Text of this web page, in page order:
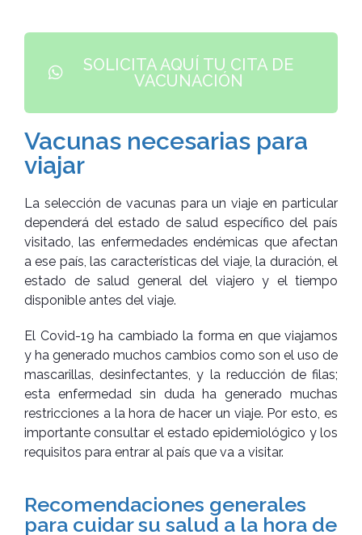
SOLICITA AQUÍ TU CITA DE
VACUNACIÓN
Vacunas necesarias para
viajar
La selección de vacunas para un viaje en particular
dependerá del estado de salud específico del país
visitado, las enfermedades endémicas que afectan
a ese país, las características del viaje, la duración, el
estado de salud general del viajero y el tiempo
disponible antes del viaje.
El Covid-19 ha cambiado la forma en que viajamos
y ha generado muchos cambios como son el uso de
mascarillas, desinfectantes, y la reducción de filas;
esta enfermedad sin duda ha generado muchas
restricciones a la hora de hacer un viaje. Por esto, es
importante consultar el estado epidemiológico y los
requisitos para entrar al país que va a visitar.
Recomendaciones generales
para cuidar su salud a la hora de